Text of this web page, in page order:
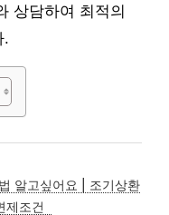
상담하여 최적의
.
알고싶어요 | 조기상환
제조건